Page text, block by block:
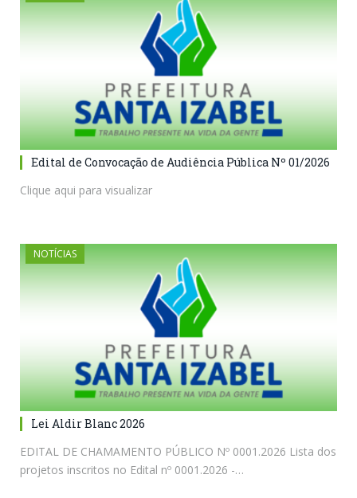
Edital de Convocação de Audiência Pública Nº 01/2026
Clique aqui para visualizar
NOTÍCIAS
Lei Aldir Blanc 2026
EDITAL DE CHAMAMENTO PÚBLICO Nº 0001.2026 Lista dos
projetos inscritos no Edital nº 0001.2026 -…